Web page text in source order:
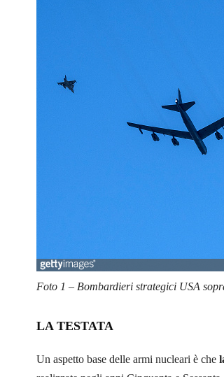
Foto 1 – Bombardieri strategici USA
LA TESTATA
Un aspetto base delle armi nucleari è che